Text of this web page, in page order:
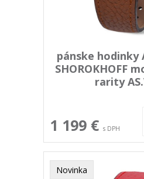
pánske hodinky
SHOROKHOFF
rarity
1 199 € s DPH
Novinka